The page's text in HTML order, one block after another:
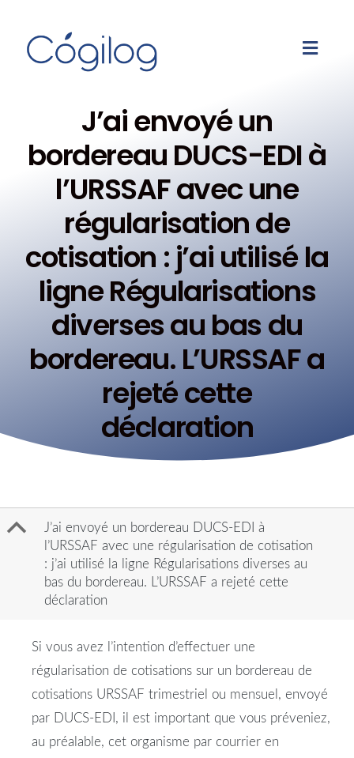
J’ai envoyé un
bordereau DUCS-EDI à
l’URSSAF avec une
régularisation de
cotisation : j’ai utilisé la
ligne Régularisations
diverses au bas du
bordereau. L’URSSAF a
rejeté cette
déclaration
B
J’ai envoyé un bordereau DUCS-EDI à
l’URSSAF avec une régularisation de cotisation
: j’ai utilisé la ligne Régularisations diverses au
bas du bordereau. L’URSSAF a rejeté cette
déclaration
Si vous avez l’intention d’effectuer une
régularisation de cotisations sur un bordereau de
cotisations URSSAF trimestriel ou mensuel, envoyé
par DUCS-EDI, il est important que vous préveniez,
au préalable, cet organisme par courrier en